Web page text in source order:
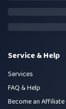
Service & Help
Services
FAQ & Help
Become an Affiliate